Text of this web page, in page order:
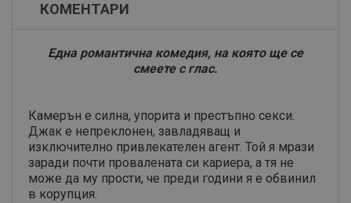
КОМЕНТАРИ
Eдна романтична комедия, на която ще се
смеете с глас.
Камерън е силна, упорита и престъпно секси.
Джак е непреклонен, завладяващ и
изключително привлекателен агент. Той я мрази
заради почти провалената си кариера, а тя не
може да му прости, че преди години я е обвинил
в корупция.